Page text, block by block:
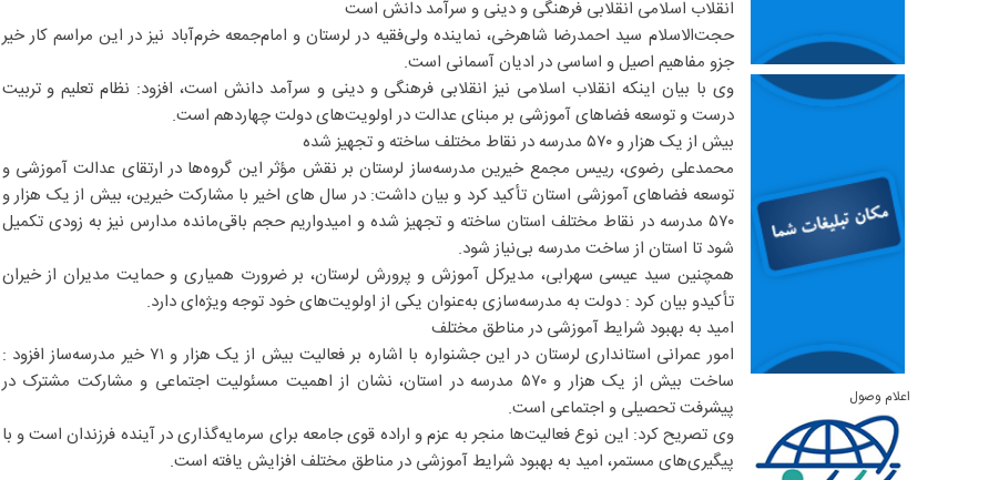
‌انقلاب اسلامی انقلابی فرهنگی و دینی و سرآمد دانش است
حجت‌الاسلام سید احمدرضا شاهرخی، نماینده ولی‌فقیه در لرستان و امام‌جمعه خرم‌آباد نیز در این مراسم کار خیر
جزو مفاهیم اصیل و اساسی در ادیان آسمانی است.
وی با بیان اینکه انقلاب اسلامی نیز انقلابی فرهنگی و دینی و سرآمد دانش است، افزود: نظام تعلیم و تربیت
درست و توسعه فضاهای آموزشی بر مبنای عدالت در اولویت‌های دولت چهاردهم است.
بیش از یک هزار و ۵۷۰ مدرسه در نقاط مختلف ساخته و تجهیز شده
محمدعلی رضوی، رییس مجمع خیرین مدرسه‌ساز لرستان بر نقش مؤثر این گروه‌ها در ارتقای عدالت آموزشی و
توسعه فضاهای آموزشی استان تأکید کرد و بیان داشت: در سال های اخیر با مشارکت خیرین، بیش از یک هزار و
۵۷۰ مدرسه در نقاط مختلف استان ساخته و تجهیز شده و امیدواریم حجم باقی‌مانده مدارس نیز به زودی تکمیل
شود تا استان از ساخت مدرسه بی‌نیاز شود.
همچنین سید عیسی سهرابی، مدیرکل آموزش و پرورش لرستان، بر ضرورت همیاری و حمایت مدیران از خیران
تأکیدو بیان کرد : دولت به مدرسه‌سازی به‌عنوان یکی از اولویت‌های خود توجه ویژه‌ای دارد.
امید به بهبود شرایط آموزشی در مناطق مختلف
امور عمرانی استانداری لرستان در این جشنواره با اشاره بر فعالیت بیش از یک هزار و ۷۱ خیر مدرسه‌ساز افزود :
ساخت بیش از یک هزار و ۵۷۰ مدرسه در استان، نشان از اهمیت مسئولیت اجتماعی و مشارکت مشترک در
پیشرفت تحصیلی و اجتماعی است.
وی تصریح کرد: این نوع فعالیت‌ها منجر به عزم و اراده قوی جامعه برای سرمایه‌گذاری در آینده فرزندان است و با
پیگیری‌های مستمر، امید به بهبود شرایط آموزشی در مناطق مختلف افزایش یافته است.
اعلام وصول